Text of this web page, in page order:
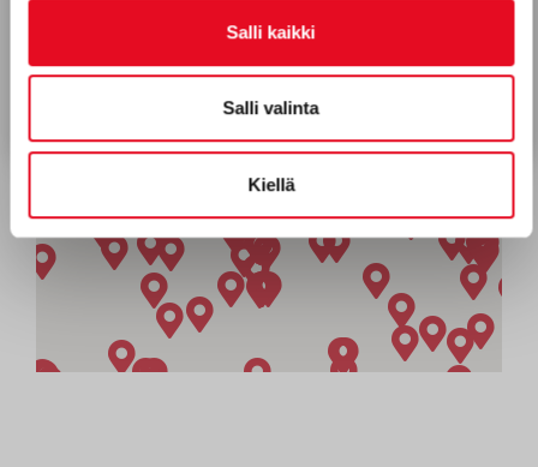
Salli kaikki
Salli valinta
Kiellä
Tietosuojaseloste
Tilaa uutiskirje